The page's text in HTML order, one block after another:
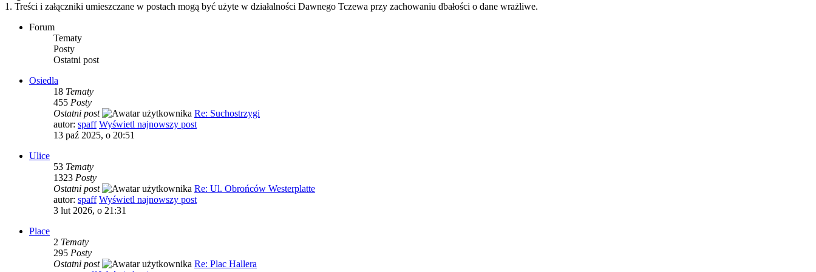
1. Treści i załączniki umieszczane w postach mogą być użyte w działalności Dawnego Tczewa przy zachowaniu dbałości o dane wrażliwe.
Forum
Tematy
Posty
Ostatni post
Osiedla
18 Tematy
455 Posty
Ostatni post
Re: Suchostrzygi
autor: spaff Wyświetl najnowszy post
13 paź 2025, o 20:51
Ulice
53 Tematy
1323 Posty
Ostatni post
Re: Ul. Obrońców Westerplatte
autor: spaff Wyświetl najnowszy post
3 lut 2026, o 21:31
Place
2 Tematy
295 Posty
Ostatni post
Re: Plac Hallera